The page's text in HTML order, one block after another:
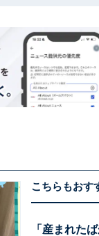
こちらもおす
「産まれた